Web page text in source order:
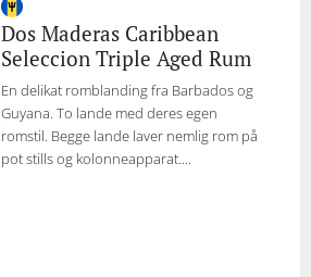
Dos Maderas Caribbean
Seleccion Triple Aged Rum
En delikat romblanding fra Barbados og
Guyana. To lande med deres egen
romstil. Begge lande laver nemlig rom på
pot stills og kolonneapparat....